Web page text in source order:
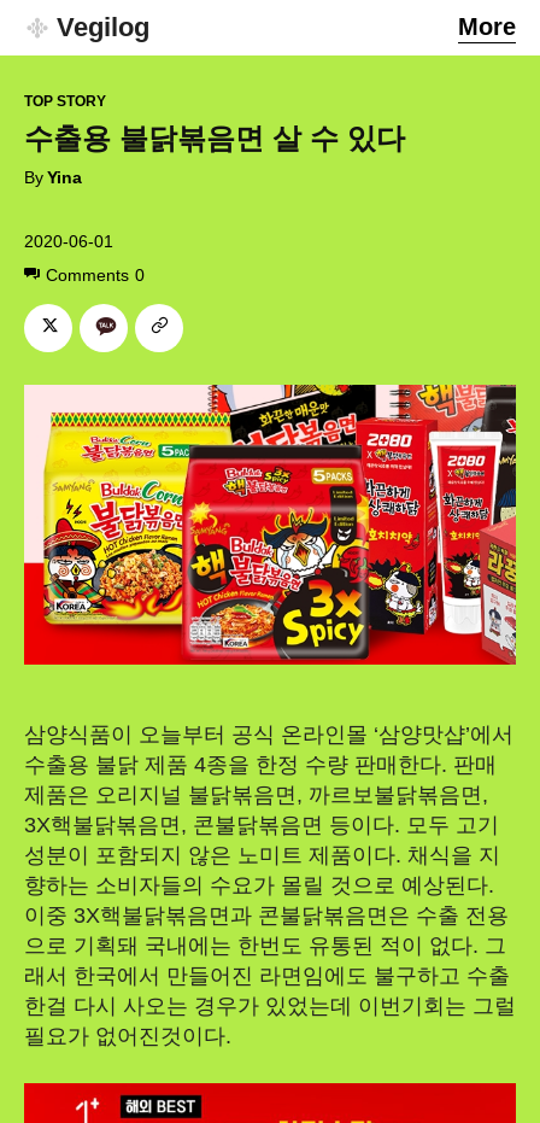
Vegilog More
2020-06-01
Comments 0
TOP STORY
수출용 불닭볶음면 살 수 있다
ByYina
삼양식품이 오늘부터 공식 온라인몰 ‘삼양맛샵’에서
수출용 불닭 제품 4종을 한정 수량 판매한다. 판매
제품은 오리지널 불닭볶음면, 까르보불닭볶음면,
3X핵불닭볶음면, 콘불닭볶음면 등이다. 모두 고기
성분이 포함되지 않은 노미트 제품이다. 채식을 지
향하는 소비자들의 수요가 몰릴 것으로 예상된다.
이중 3X핵불닭볶음면과 콘불닭볶음면은 수출 전용
으로 기획돼 국내에는 한번도 유통된 적이 없다. 그
래서 한국에서 만들어진 라면임에도 불구하고 수출
한걸 다시 사오는 경우가 있었는데 이번기회는 그럴
필요가 없어진것이다.